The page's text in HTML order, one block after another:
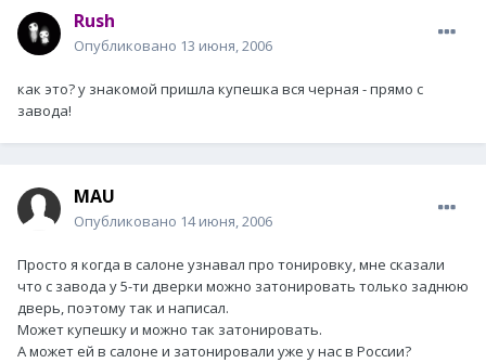
Rush
Опубликовано 13 июня, 2006
как это? у знакомой пришла купешка вся черная - прямо с
завода!
MAU
Опубликовано 14 июня, 2006
Просто я когда в салоне узнавал про тонировку, мне сказали
что с завода у 5-ти дверки можно затонировать только заднюю
дверь, поэтому так и написал.
Может купешку и можно так затонировать.
А может ей в салоне и затонировали уже у нас в России?